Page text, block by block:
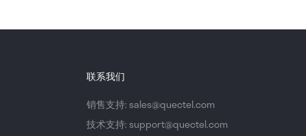
联系我们
销售支持: sales@quectel.com
技术支持: support@quectel.com